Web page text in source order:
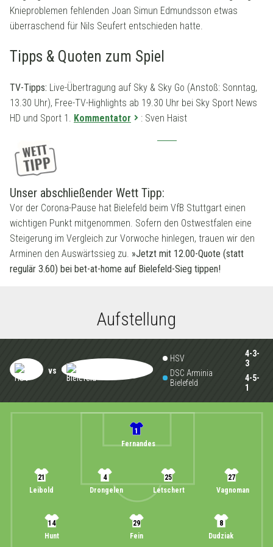
Knieproblemen fehlenden Joan Simun Edmundsson etwas
überraschend für Nils Seufert entschieden hatte.
Tipps & Quoten zum Spiel
TV-Tipps: Live-Übertragung auf Sky & Sky Go (Anstoß: Sonntag,
13.30 Uhr), Free-TV-Highlights ab 19.30 Uhr bei Sky Sport News
HD und Sport 1. Kommentator : Sven Haist
Unser abschließender Wett Tipp:
Vor der Corona-Pause hat Bielefeld beim VfB Stuttgart einen
wichtigen Punkt mitgenommen. Sofern den Ostwestfalen eine
Steigerung im Vergleich zur Vorwoche hinlegen, trauen wir den
Arminen den Auswärtssieg zu. »Jetzt mit 12.00-Quote (statt
regulär 3.60) bei bet-at-home auf Bielefeld-Sieg tippen!
Aufstellung
vs
HSV
DSC Arminia
Bielefeld
4-3-
3
4-5-
1
1
Fernandes
27
Vagnoman
25
Letschert
4
Drongelen
21
Leibold
8
Dudziak
29
Fein
14
Hunt